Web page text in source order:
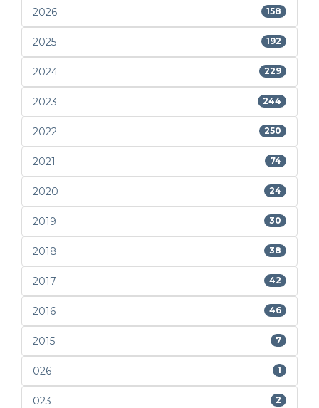
2026 158
2025 192
2024 229
2023 244
2022 250
2021 74
2020 24
2019 30
2018 38
2017 42
2016 46
2015 7
026 1
023 2